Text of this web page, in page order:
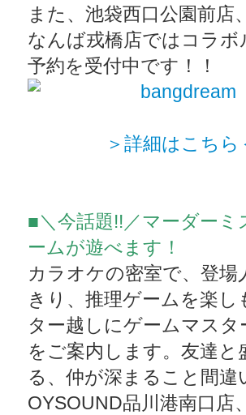
また、池袋西口公園前店
なんば戎橋店ではコラボ
予約を受付中です！！
＞詳細はこちら
■＼今話題!!／マーダーミ
ームが遊べます！
カラオケの密室で、登場
きり、推理ゲームを楽し
ター越しにゲームマスタ
をご案内します。友達と
る、仲が深まること間
OYSOUND品川港南口店